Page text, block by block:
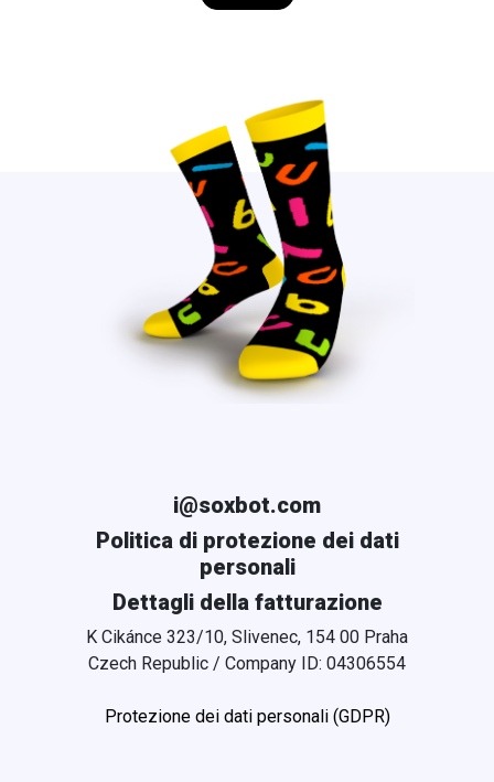
i@soxbot.com
Politica di protezione dei dati
personali
Dettagli della fatturazione
K Cikánce 323/10, Slivenec, 154 00 Praha
Czech Republic / Company ID: 04306554
Protezione dei dati personali (GDPR)